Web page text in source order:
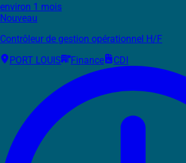
environ 1 mois
Nouveau
Contrôleur de gestion opérationnel H/F
PORT LOUIS
Finance CDI